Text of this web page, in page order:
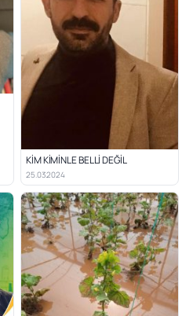
KİM KİMİNLE BELLİ DEĞİL
25.03.2024